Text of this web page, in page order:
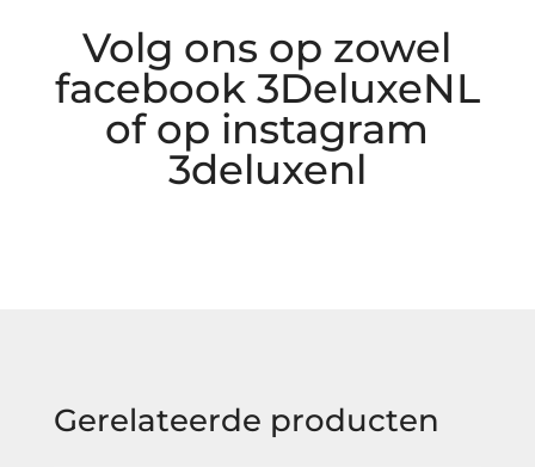
Volg ons op zowel
facebook 3DeluxeNL
of op instagram
3deluxenl
Gerelateerde producten